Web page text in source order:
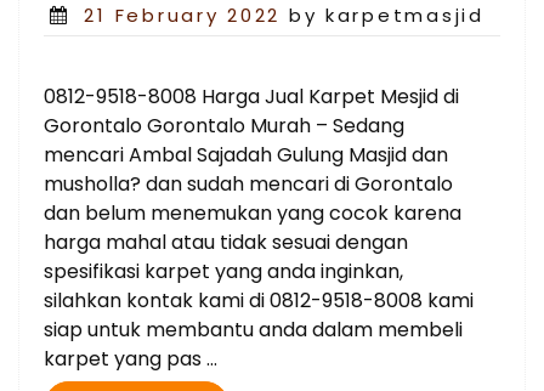
Posted
21 February 2022 by karpetmasjid
0812-9518-8008 Harga Jual Karpet Mesjid di
Gorontalo Gorontalo Murah – Sedang
mencari Ambal Sajadah Gulung Masjid dan
musholla? dan sudah mencari di Gorontalo
dan belum menemukan yang cocok karena
harga mahal atau tidak sesuai dengan
spesifikasi karpet yang anda inginkan,
silahkan kontak kami di 0812-9518-8008 kami
siap untuk membantu anda dalam membeli
karpet yang pas …